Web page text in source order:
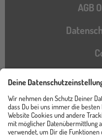
AGB
Instagram
TikTokPinterest